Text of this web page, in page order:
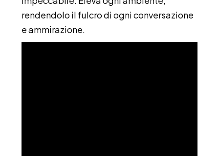
rendendolo il fulcro di ogni conversazione
e ammirazione.